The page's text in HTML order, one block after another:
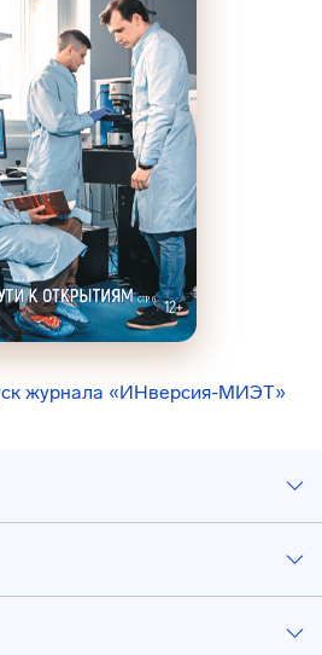
журнала «ИНверсия-МИЭТ»